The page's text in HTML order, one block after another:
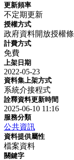
更新頻率
不定期更新
授權方式
政府資料開放授權
計費方式
免費
上架日期
2022-05-23
資料集上架方式
系統介接程式
詮釋資料更新時間
2025-06-10 11:16
服務分類
公共資訊
資料提供屬性
檔案資料
關鍵字